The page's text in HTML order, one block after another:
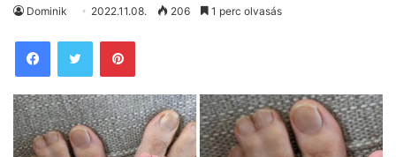
Dominik 2022.11.08. 206 1 perc olvasás
Pinterest